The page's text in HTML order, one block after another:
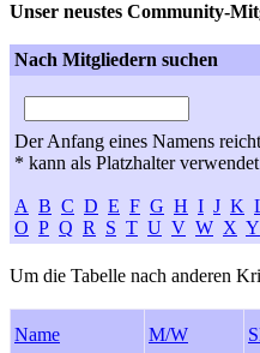
Unser neustes Community-
Nach Mitgliedern suchen
Der Anfang eines Namens
* kann als Platzhalter
A B C D E F G H I J K
O P Q R S T U V W X Y
Um die Tabelle nach anderen
Name M/W